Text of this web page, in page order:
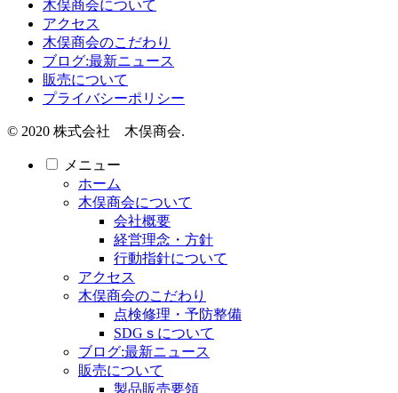
木俣商会について
アクセス
木俣商会のこだわり
ブログ:最新ニュース
販売について
プライバシーポリシー
© 2020 株式会社 木俣商会.
メニュー
ホーム
木俣商会について
会社概要
経営理念・方針
行動指針について
アクセス
木俣商会のこだわり
点検修理・予防整備
SDGｓについて
ブログ:最新ニュース
販売について
製品販売要領